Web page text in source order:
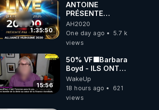
1:35:50
ANTOINE
PRÉSENTE
AH2020 LE LIVE
20H ***DU
06/08/2026***
AH2020
One day ago
5.7 k
views
15:56
50% VF🟩Barbara
Boyd - ILS ONT
MENTI SUR TOUT
-Jocelyne
Traduction
WakeUp
18 hours ago
621
views